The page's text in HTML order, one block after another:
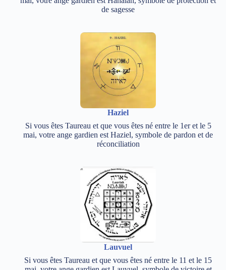
de sagesse
Haziel
Si vous êtes Taureau et que vous êtes né entre le 1er et le 5
mai, votre ange gardien est Haziel, symbole de pardon et de
réconciliation
Lauvuel
Si vous êtes Taureau et que vous êtes né entre le 11 et le 15